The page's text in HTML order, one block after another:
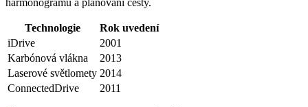
harmonogramu a plánování cesty.
Technologie
Rok uvedení
iDrive
2001
Karbónová vlákna
2013
Laserové světlomety 2014
ConnectedDrive
2011